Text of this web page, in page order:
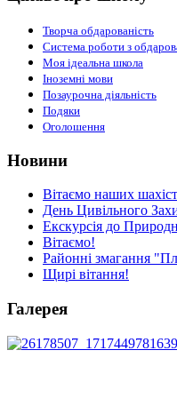
Творча обдарованість
Система роботи з
Моя ідеальна школа
Іноземні мови
Позаурочна діяльність
Подяки
Оголошення
Новини
Вітаємо наших
День Цивільного
Екскурсія до
Вітаємо!
Районні змагання
Щирі вітання!
Галерея